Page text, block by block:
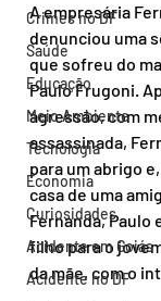
Crimes no DF
Saúde
Educação
Meio Ambiente
Tecnologia
Economia
Curiosidades
Acidente em Goiás
Acidente no DF
A empresária
denunciou uma
que sofreu do
Paulo Frugoni.
agressão, com
assassinada,
para um abrigo
casa de uma
Fernanda, Paulo
filho para o
da mãe, com o